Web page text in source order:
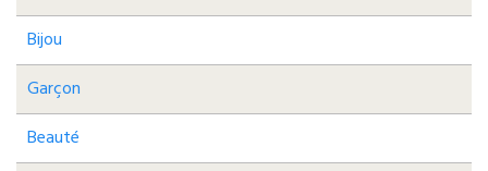
Bijou
Garçon
Beauté